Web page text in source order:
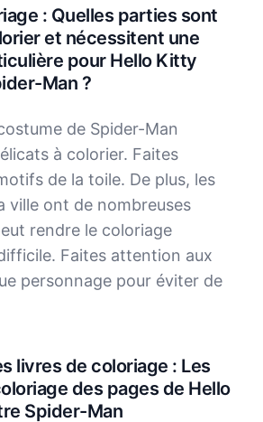
: Quelles parties sont
et nécessitent une
pour Hello Kitty
Man ?
de Spider-Man
à colorier. Faites
de la toile. De plus, les
ville ont de nombreuses
rendre le coloriage
Faites attention aux
personnage pour éviter de
livres de coloriage : Les
des pages de Hello
Spider-Man